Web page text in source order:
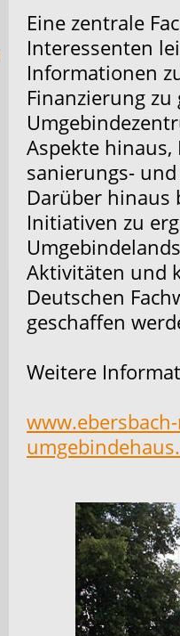
Eine zentrale
Interessenten
Informationen
Finanzierung
Aspekte
sanierungs-
Darüber hinaus
Initiativen zu
Aktivitäten und
Deutschen
geschaffen
Weitere